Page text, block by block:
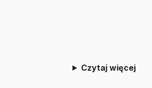
Czytaj więcej